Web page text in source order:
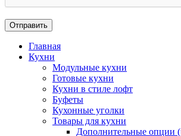
Главная
Кухни
Модульные кухни
Готовые кухни
Кухни в стиле лофт
Буфеты
Кухонные уголки
Товары для кухни
Дополнительные опции